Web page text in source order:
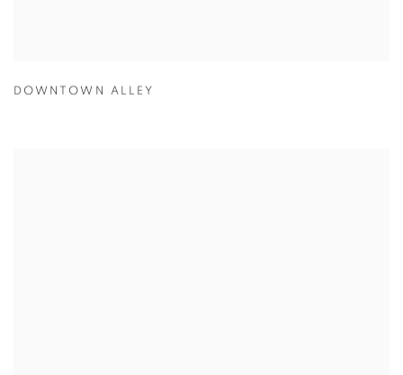
DOWNTOWN ALLEY